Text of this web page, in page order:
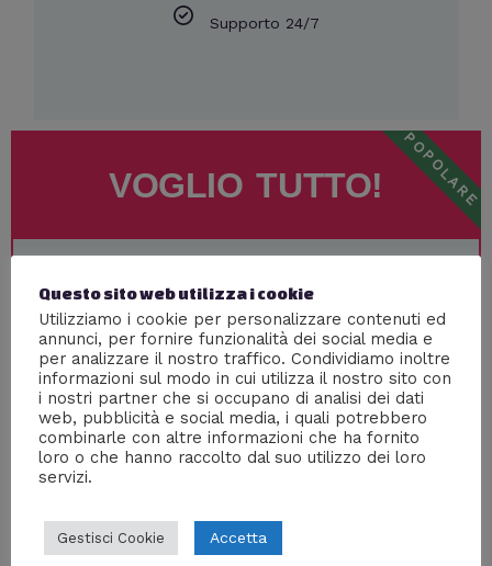
Supporto 24/7
VOGLIO TUTTO!
€ 39.99
€30
Le mail che arriveranno all'indirizzo
tuonome@tette.org vengono girate sulla tua casella di
posta principale
Connettendosi all'indirizzo tette.org/tuosito gli utenti
POPOLARE
Questo sito web utilizza i cookie
Utilizziamo i cookie per personalizzare contenuti ed
annunci, per fornire funzionalità dei social media e
per analizzare il nostro traffico. Condividiamo inoltre
informazioni sul modo in cui utilizza il nostro sito con
i nostri partner che si occupano di analisi dei dati
web, pubblicità e social media, i quali potrebbero
combinarle con altre informazioni che ha fornito
loro o che hanno raccolto dal suo utilizzo dei loro
servizi.
Gestisci Cookie Accetta